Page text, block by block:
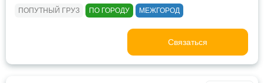
ПОПУТНЫЙ ГРУЗ ПО ГОРОДУ МЕЖГОРОД
Связаться